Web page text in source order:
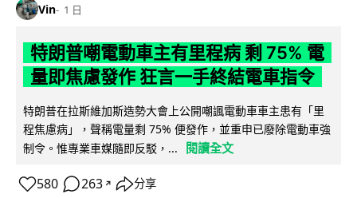
Vin 1 日
特朗普嘲電動車主有里程病 剩 75% 電
量即焦慮發作 狂言一手終結電車指令
特朗普在拉斯維加斯造勢大會上公開嘲諷電動車車主患有「里
程焦慮病」，聲稱電量剩 75% 便發作，並重申已廢除電動車強
制令。惟專業車媒隨即反駁，...
閱讀全文
580 263 ↗ 分享